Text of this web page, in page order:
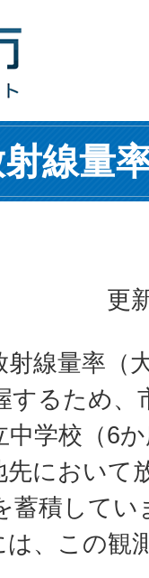
線量
更
線量率（
するため、
学校（6
において
蓄積してい
は、この観